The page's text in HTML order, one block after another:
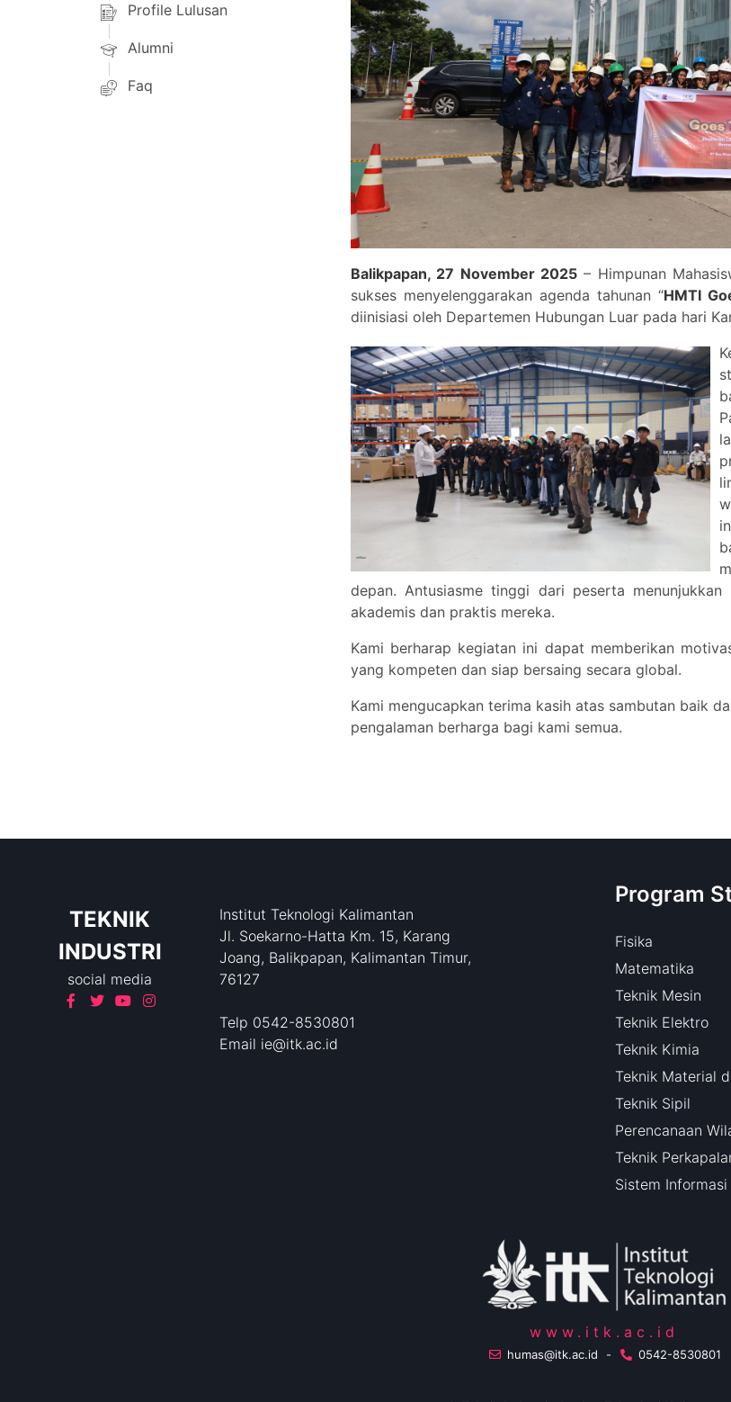
Profile Lulusan
Alumni
Faq
Balikpapan, 27 November 2025– Himpunan
sukses menyelenggarakan agenda tahunan “HMTI
diinisiasi oleh Departemen Hubungan Luar pada hari
depan. Antusiasme tinggi dari peserta
akademis dan praktis mereka.
Kami berharap kegiatan ini dapat memberikan
yang kompeten dan siap bersaing secara global.
Kami mengucapkan terima kasih atas sambutan baik
pengalaman berharga bagi kami semua.
TEKNIK
INDUSTRI
social media
Institut Teknologi Kalimantan
Jl. Soekarno-Hatta Km. 15, Karang
Joang, Balikpapan, Kalimantan Timur,
76127
Telp 0542-8530801
Email ie@itk.ac.id
Program
Fisika
Matematika
Teknik Mesin
Teknik Elektro
Teknik Kimia
Teknik Material
Teknik Sipil
Perencanaan
Teknik
Sistem Informasi
www.itk.ac.id
humas@itk.ac.id - 0542-8530801